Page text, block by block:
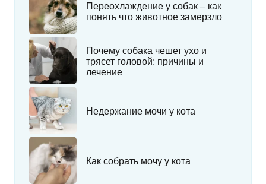
Переохлаждение у собак – как
понять что животное замерзло
Почему собака чешет ухо и
трясет головой: причины и
лечение
Недержание мочи у кота
Как собрать мочу у кота